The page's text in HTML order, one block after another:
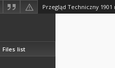
Przegląd Techniczny 1901
Files list